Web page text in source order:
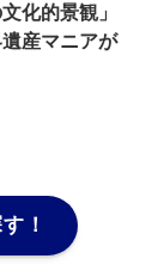
化的景観」
産マニアが
！